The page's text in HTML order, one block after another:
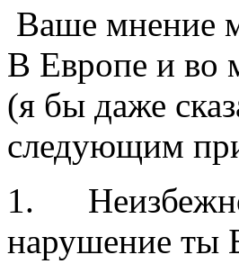
Ваше мнение
В Европе и во
(я бы даже
следующим
1.
нарушение ты